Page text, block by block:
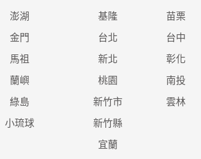
澎湖
金門
馬祖
蘭嶼
綠島
小琉球
基隆 苗栗
台北 台中
新北 彰化
桃園 南投
新竹市 雲林
新竹縣
宜蘭